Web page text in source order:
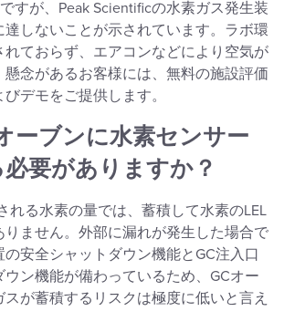
すが、Peak Scientificの水素ガス発生装
しないことが示されています。ラボ環
ておらず、エアコンなどにより空気が
念があるお客様には、無料の施設評価
デモをご提供します。
ーブンに水素センサー
要がありますか？
れる水素の量では、蓄積して水素のLEL
りません。外部に漏れが発生した場合で
の安全シャットダウン機能とGC注入口
ン機能が備わっているため、GCオー
が蓄積するリスクは極度に低いと言え